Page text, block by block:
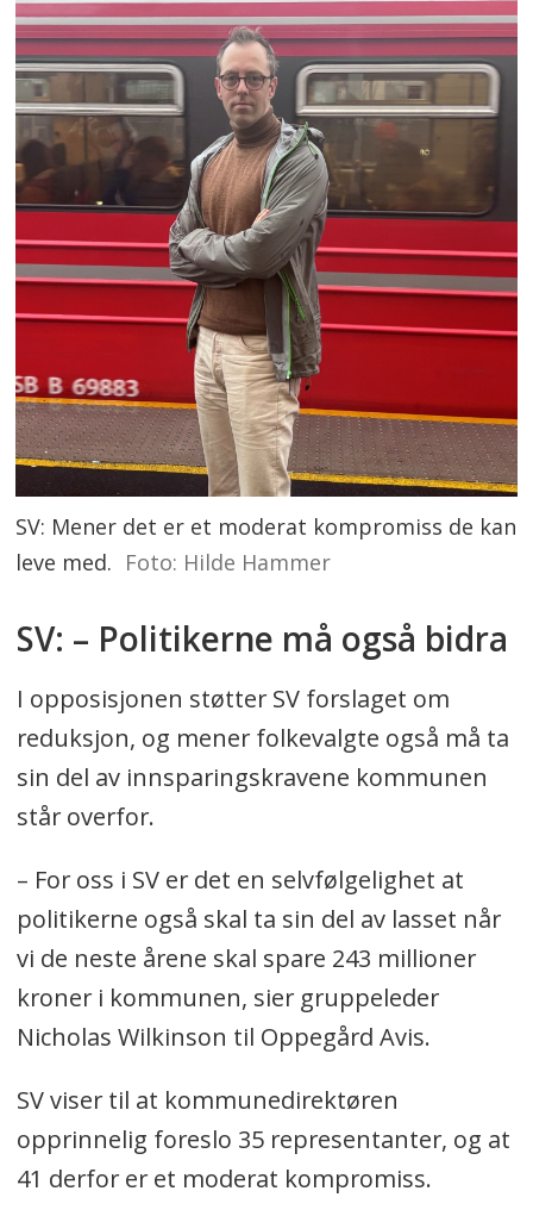
SV: Mener det er et moderat kompromiss de kan
leve med. Foto: Hilde Hammer
SV: – Politikerne må også bidra
I opposisjonen støtter SV forslaget om
reduksjon, og mener folkevalgte også må ta
sin del av innsparingskravene kommunen
står overfor.
– For oss i SV er det en selvfølgelighet at
politikerne også skal ta sin del av lasset når
vi de neste årene skal spare 243 millioner
kroner i kommunen, sier gruppeleder
Nicholas Wilkinson til Oppegård Avis.
SV viser til at kommunedirektøren
opprinnelig foreslo 35 representanter, og at
41 derfor er et moderat kompromiss.